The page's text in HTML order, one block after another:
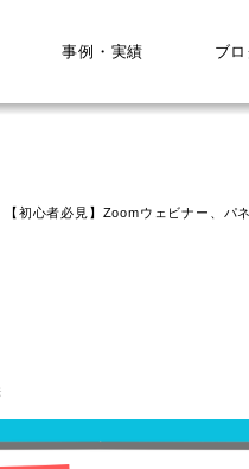
事例・実績 ブ
【初心者必見】Zoomウェビナー、パ